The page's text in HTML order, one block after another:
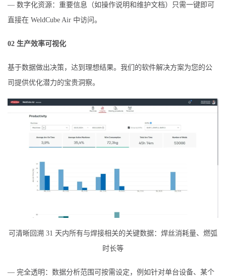
— 数字化资源：重要信息（如操作说明和维护文档）只需一键即可
直接在 WeldCube Air 中访问。
02 生产效率可视化
基于数据做出决策，达到理想结果。我们的软件解决方案为您的公
司提供优化潜力的宝贵洞察。
可清晰回溯 31 天内所有与焊接相关的关键数据：焊丝消耗量、燃弧
时长等
— 完全透明：数据分析范围可按需设定，例如针对单台设备、某个